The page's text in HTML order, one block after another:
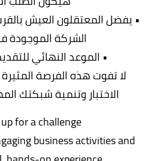
• يفضل المعتقلون العيش
الشركة الموجودة
• الموعد النهائي للتقديم 6 يونيو
لا تفوت هذه الفرصة
الاختبار وتنمية شبكتك
for a challenge?
business activities and